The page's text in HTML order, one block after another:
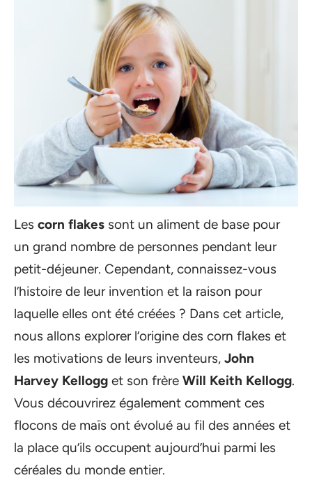
Les corn flakes sont un aliment de base pour
un grand nombre de personnes pendant leur
petit-déjeuner. Cependant, connaissez-vous
l’histoire de leur invention et la raison pour
laquelle elles ont été créées ? Dans cet article,
nous allons explorer l’origine des corn flakes et
les motivations de leurs inventeurs, John
Harvey Kellogg et son frère Will Keith Kellogg.
Vous découvrirez également comment ces
flocons de maïs ont évolué au fil des années et
la place qu’ils occupent aujourd’hui parmi les
céréales du monde entier.